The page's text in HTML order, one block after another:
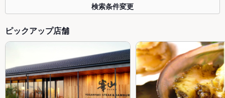
検索条件変更
ピックアップ店舗